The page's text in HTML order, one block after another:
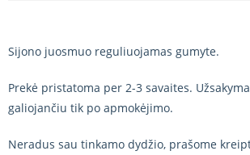
Sijono juosmuo reguliuojamas gumyte.
Prekė pristatoma per 2-3 savaites.
galiojančiu tik po apmokėjimo.
Neradus sau tinkamo dydžio, prašome